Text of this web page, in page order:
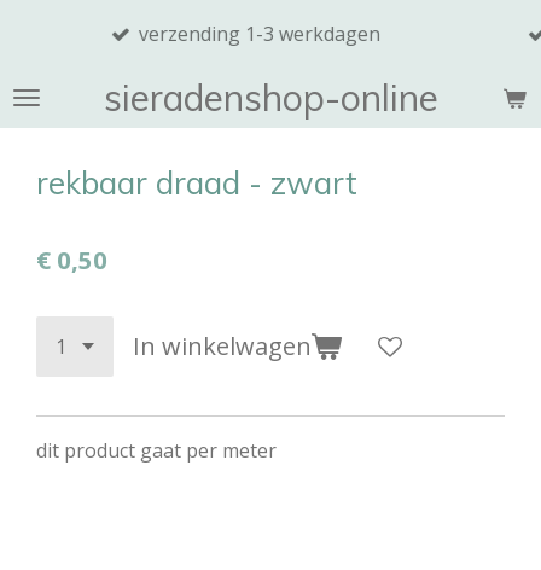
de
sieradenshop-online
verzending 1-3 werkdagen
van
rekbaar draad - zwart
€ 0,50
In winkelwagen
dit product gaat per meter